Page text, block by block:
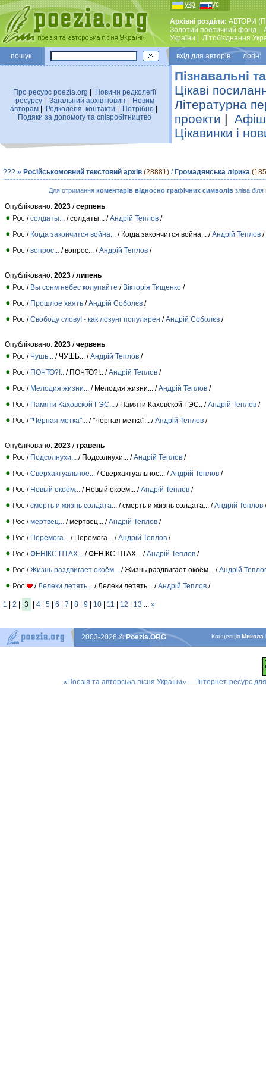
укр рус
Архівні розділи: АВТОРИ
Золотий поетичний фонд
України
Лiтоб'єднання
пошук вхiд для авторiв логін:
Про ресурс poezia.org
Новини редколегiї
ресурсу| Загальний архiв новин
Новим
авторам
Редколегiя, контакти Потрiбно
Подяки за допомогу та співробітництво
Пізнавальні
Цікаві
Літературна
проекти |
Цікавинки і
??? » Російськомовний текстовий архів (28881) / Громадянська лірика
Для отримання коментарів відносно графічних символів зліва
Опубліковано: 2023 /серпень
/солдаты... / солдаты... /Андрій Теплов /
/ Когда закончится война... / Когда закончится война... /Андрій Теплов /
/вопрос... / вопрос... /Андрій Теплов /
Опубліковано: 2023 /липень
/ Вы сонм небес колупайте / Вiкторiя Тищенко /
/ Прошлое хаять /Андрій Соболєв /
/Свободу слову! - как лозунг популярен /Андрій Соболєв /
Опубліковано: 2023 /червень
/ Чушь... / ЧУШЬ... /Андрій Теплов /
/ ПОЧТО?!.. / ПОЧТО?!.. /Андрій Теплов /
/ Мелодия жизни... / Мелодия жизни... /Андрій Теплов /
/ Памяти Каховской ГЭС... / Памяти Каховской ГЭС.. /Андрій Теплов /
/"Чёрная метка"... / "Чёрная метка"... /Андрій Теплов /
Опубліковано: 2023 /травень
/ Подсолнухи... / Подсолнухи... /Андрій Теплов /
/Сверхактуальное... / Сверхактуальное... /Андрій Теплов /
/ Новый окоём... / Новый окоём... /Андрій Теплов /
/смерть и жизнь солдата... / смерть и жизнь солдата... /Андрій Теплов /
/мертвец... / мертвец... /Андрій Теплов /
/ Перемога... / Перемога... /Андрій Теплов /
/ФЕНІКС ПТАХ... / ФЕНІКС ПТАХ... /Андрій Теплов /
/Жизнь раздвигает окоём... / Жизнь раздвигает окоём... /Андрій
/ Лелеки летять... / Лелеки летять... /Андрій Теплов /
1 | 2 | 3 | 4 | 5 | 6 | 7 | 8 | 9 | 10 | 11 | 12 | 13 »
КонцепцiяМикола
2003-2026© Poezia.ORG
«Поезія та авторська пісня України» — Інтернет-ресурс